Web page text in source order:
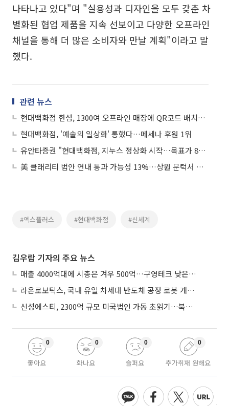
나타나고 있다"며 "실용성과 디자인을 모두 갖춘 차
별화된 협업 제품을 지속 선보이고 다양한 오프라인
채널을 통해 더 많은 소비자와 만날 계획"이라고 말
했다.
관련 뉴스
현대백화점 한섬, 1300여 오프라인 매장에 QR코드 배치해 고객 의견 듣는 ‘스토어톡’ 도입
현대백화점, '예술의 일상화' 통했다…메세나 후원 1위
유안타증권 "현대백화점, 지누스 정상화 시작…목표가 85%↑"
美 클래리티 법안 연내 통과 가능성 13%…상원 문턱서 제동
#엑스플러스 #현대백화점 #신세계
김우람 기자의 주요 뉴스
매출 4000억대에 시총은 겨우 500억…구영테크 낮은 몸값에 저가 승계 마무리
라온로보틱스, 국내 유일 차세대 반도체 공정 로봇 개발 ‘고객사 테스트 진행’
신성에스티, 2300억 규모 미국법인 가동 초읽기…북미 ESS 공략 본격화
좋아요
0
화나요
0
슬퍼요
0
추가취재 원해요
0